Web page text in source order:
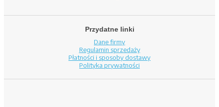
Przydatne linki
Dane firmy
Regulamin sprzedaży
Płatności i sposoby dostawy
Polityka prywatności